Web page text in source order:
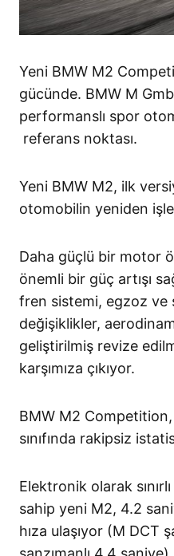
Yeni BMW M2
gücünde. BMW M
performanslı spor
referans noktası.
Yeni BMW M2, ilk
otomobilin yeniden
Daha güçlü bir motor
önemli bir güç artışı
fren sistemi, egzoz ve
değişiklikler,
geliştirilmiş revize
karşımıza çıkıyor.
BMW M2
sınıfında rakipsiz
Elektronik olarak
sahip yeni M2, 4.2
hıza ulaşıyor (M DCT